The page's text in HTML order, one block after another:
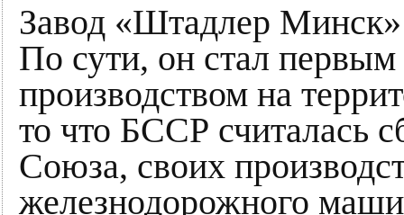
Завод «Штадлер Минск»
По сути, он стал
производством на
то что БССР считалась
Союза, своих
железнодорожного